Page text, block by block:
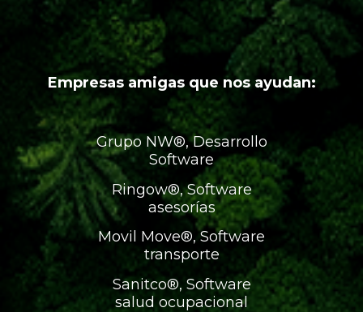
Empresas amigas que nos ayudan:
Grupo NW®, Desarrollo
Software
Ringow®, Software
asesorías
Movil Move®, Software
transporte
Sanitco®, Software
salud ocupacional